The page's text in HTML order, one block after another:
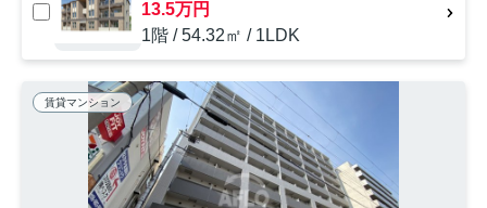
13.5万円
1階 / 54.32㎡ / 1LDK
賃貸マンション